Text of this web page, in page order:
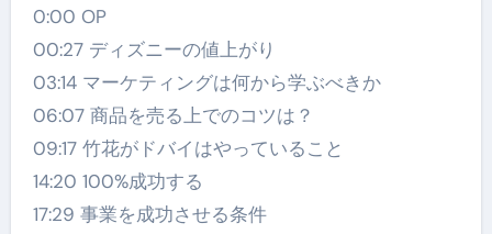
0:00 OP
00:27 ディズニーの値上がり
03:14 マーケティングは何から学ぶべきか
06:07 商品を売る上でのコツは？
09:17 竹花がドバイはやっていること
14:20 100%成功する
17:29 事業を成功させる条件